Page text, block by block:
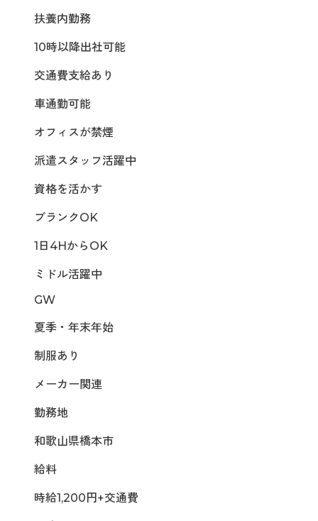
扶養内勤務
10時以降出社可能
交通費支給あり
車通勤可能
オフィスが禁煙
派遣スタッフ活躍中
資格を活かす
ブランクOK
1日4HからOK
ミドル活躍中
GW
夏季・年末年始
制服あり
メーカー関連
勤務地
和歌山県橋本市
給料
時給1,200円+交通費